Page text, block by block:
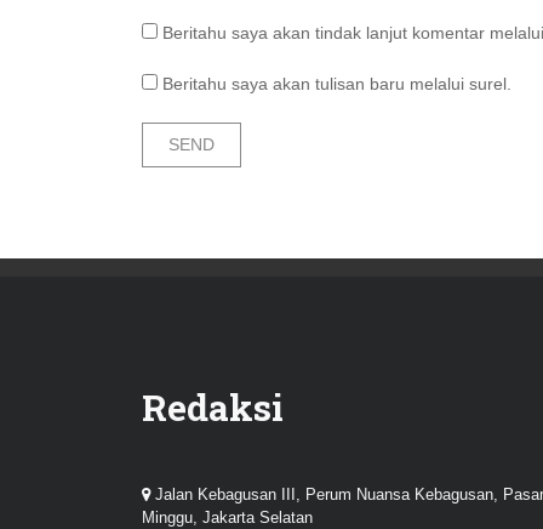
Beritahu saya akan tindak lanjut komentar
Beritahu saya akan tulisan baru melalui surel.
Redaksi
Jalan Kebagusan III, Perum Nuansa Kebagusan, Pasar
Minggu, Jakarta Selatan